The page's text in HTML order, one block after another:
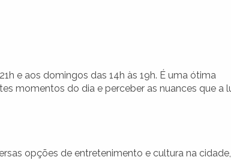
e aos domingos das 14h às 19h. É uma ótima
momentos do dia e perceber as nuances que a
opções de entretenimento e cultura na cidade,